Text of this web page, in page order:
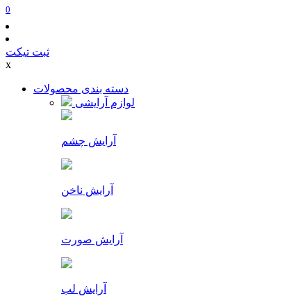
0
ثبت تیکت
x
دسته بندی محصولات
لوازم آرایشی
آرایش چشم
آرایش ناخن
آرایش صورت
آرایش لب